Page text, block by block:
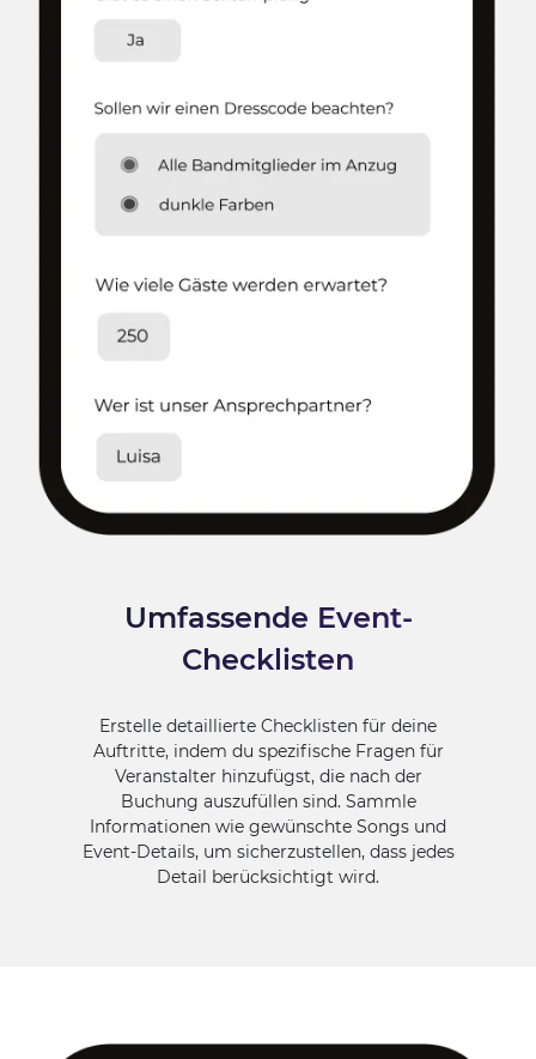
Umfassende Event-
Checklisten
Erstelle detaillierte Checklisten für deine
Auftritte, indem du spezifische Fragen für
Veranstalter hinzufügst, die nach der
Buchung auszufüllen sind. Sammle
Informationen wie gewünschte Songs und
Event-Details, um sicherzustellen, dass jedes
Detail berücksichtigt wird.